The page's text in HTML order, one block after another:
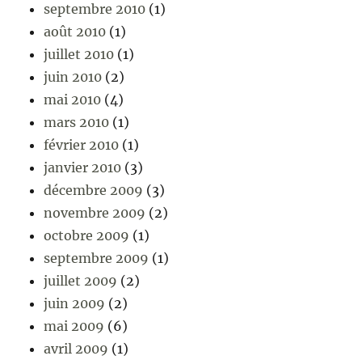
septembre 2010 (1)
août 2010 (1)
juillet 2010 (1)
juin 2010 (2)
mai 2010 (4)
mars 2010 (1)
février 2010 (1)
janvier 2010 (3)
décembre 2009 (3)
novembre 2009 (2)
octobre 2009 (1)
septembre 2009 (1)
juillet 2009 (2)
juin 2009 (2)
mai 2009 (6)
avril 2009 (1)